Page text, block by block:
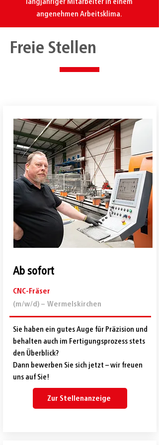
angenehmen Arbeitsklima.
Freie Stellen
Ab sofort
CNC-Fräser
(m/w/d) – Wermelskirchen
Sie haben ein gutes Auge für Präzision und
behalten auch im Fertigungsprozess stets
den Überblick?
Dann bewerben Sie sich jetzt – wir freuen
uns auf Sie!
Zur Stellenanzeige